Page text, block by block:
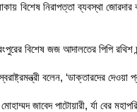
বিশেষ নিরাপত্তা ব্যবস্থা
বিশেষ জজ আদালতের পিপি
বলেন, ‘ডাক্তারদের
জাবেদ পাটোয়ারী, র্যা বের